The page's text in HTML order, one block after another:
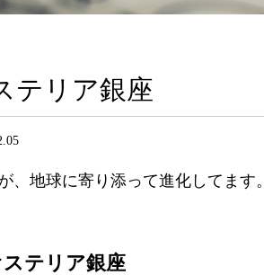
テリア銀座
、地球に寄り添って進化してます。
テリア銀座